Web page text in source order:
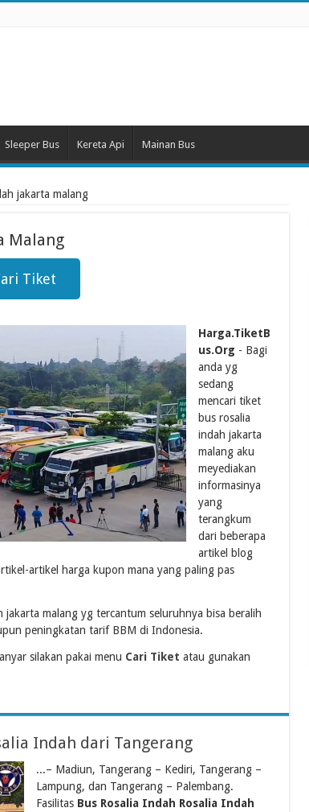
Sleeper Bus Kereta Api Mainan Bus
jakarta malang
Malang
Tiket
Harga.TiketB
us.Org - Bagi
anda yg
sedang
mencari tiket
bus rosalia
indah jakarta
malang aku
meyediakan
informasinya
yang
terangkum
dari beberapa
artikel blog
artikel harga kupon mana yang paling pas
malang yg tercantum seluruhnya bisa beralih
peningkatan tarif BBM di Indonesia.
silakan pakai menu Cari Tiket atau gunakan
Indah dari Tangerang
...– Madiun, Tangerang – Kediri, Tangerang –
Lampung, dan Tangerang – Palembang.
Fasilitas Bus Rosalia Indah Rosalia Indah